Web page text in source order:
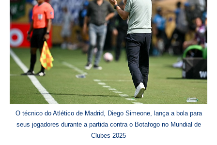
O técnico do Atlético de Madrid, Diego Simeone, lança a bola para
seus jogadores durante a partida contra o Botafogo no Mundial de
Clubes 2025